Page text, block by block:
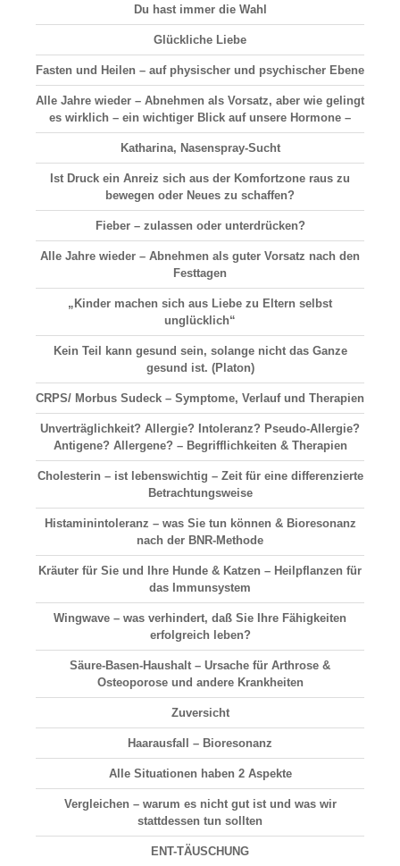
Du hast immer die Wahl
Glückliche Liebe
Fasten und Heilen – auf physischer und psychischer Ebene
Alle Jahre wieder – Abnehmen als Vorsatz, aber wie gelingt
es wirklich – ein wichtiger Blick auf unsere Hormone –
Katharina, Nasenspray-Sucht
Ist Druck ein Anreiz sich aus der Komfortzone raus zu
bewegen oder Neues zu schaffen?
Fieber – zulassen oder unterdrücken?
Alle Jahre wieder – Abnehmen als guter Vorsatz nach den
Festtagen
„Kinder machen sich aus Liebe zu Eltern selbst
unglücklich“
Kein Teil kann gesund sein, solange nicht das Ganze
gesund ist. (Platon)
CRPS/ Morbus Sudeck – Symptome, Verlauf und Therapien
Unverträglichkeit? Allergie? Intoleranz? Pseudo-Allergie?
Antigene? Allergene? – Begrifflichkeiten & Therapien
Cholesterin – ist lebenswichtig – Zeit für eine differenzierte
Betrachtungsweise
Histaminintoleranz – was Sie tun können & Bioresonanz
nach der BNR-Methode
Kräuter für Sie und Ihre Hunde & Katzen – Heilpflanzen für
das Immunsystem
Wingwave – was verhindert, daß Sie Ihre Fähigkeiten
erfolgreich leben?
Säure-Basen-Haushalt – Ursache für Arthrose &
Osteoporose und andere Krankheiten
Zuversicht
Haarausfall – Bioresonanz
Alle Situationen haben 2 Aspekte
Vergleichen – warum es nicht gut ist und was wir
stattdessen tun sollten
ENT-TÄUSCHUNG